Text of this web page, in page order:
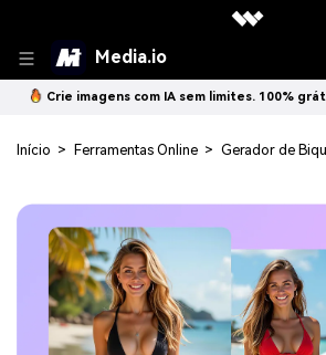
Media.io
Crie imagens com IA sem limites. 100%
Início > Ferramentas Online > Gerador de